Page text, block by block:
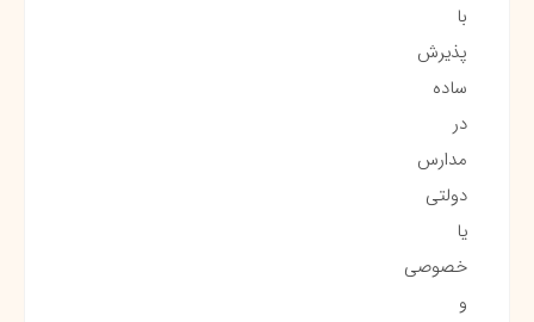
با
پذیرش
ساده
در
مدارس
دولتی
یا
خصوصی
و